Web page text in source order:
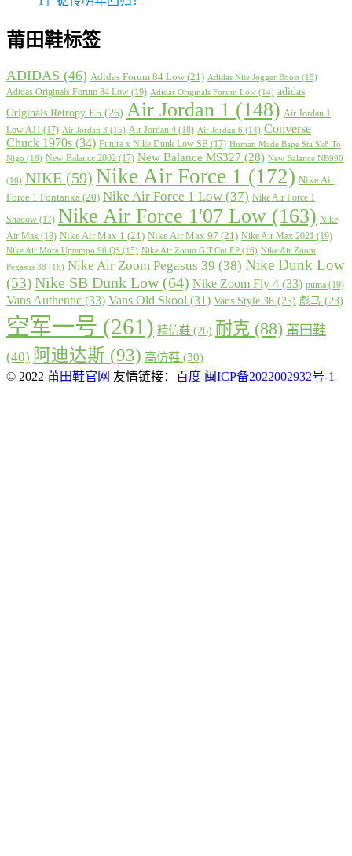
莆田鞋标签
ADIDAS (46) Adidas Forum 84 Low (21) Adidas Nite Jogger Boost (15)
Adidas Originals Forum 84 Low (19) Adidas Originals Forum Low (14) adidas
Originals Retropy E5 (26) Air Jordan 1 (148) Air Jordan 1
Low AJ1 (17) Air Jordan 3 (15) Air Jordan 4 (18) Air Jordan 6 (14) Converse
Chuck 1970s (34) Futura x Nike Dunk Low SB (17) Human Made Bape Sta Sk8 To
Nigo (16) New Balance 2002 (17) New Balance MS327 (28) New Balance NB990
(16) NIKE (59) Nike Air Force 1 (172) Nike Air
Force 1 Fontanka (20) Nike Air Force 1 Low (37) Nike Air Force 1
Shadow (17) Nike Air Force 1'07 Low (163) Nike
Air Max (18) Nike Air Max 1 (21) Nike Air Max 97 (21) Nike Air Max 2021 (19)
Nike Air More Uptempo 96 QS (15) Nike Air Zoom G.T.Cut EP (16) Nike Air Zoom
Pegasus 38 (16) Nike Air Zoom Pegasus 39 (38) Nike Dunk Low
(53)Nike SB Dunk Low(64) Nike Zoom Fly 4 (33) puma (19)
Vans Authentic (33) Vans Old Skool (31) Vans Style 36 (25) 彪马 (23)
空军一号 (261) 精仿鞋 (26) 耐克 (88) 莆田鞋
(40) 阿迪达斯 (93) 高仿鞋 (30)
© 2022 莆田鞋官网 友情链接： 百度 闽ICP备2022002932号-1